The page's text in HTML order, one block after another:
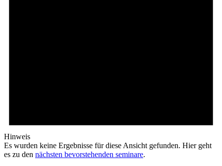
Hinweis
Es wurden keine Ergebnisse für diese Ansicht gefunden. Hier geht
es zu den nächsten bevorstehenden seminare.